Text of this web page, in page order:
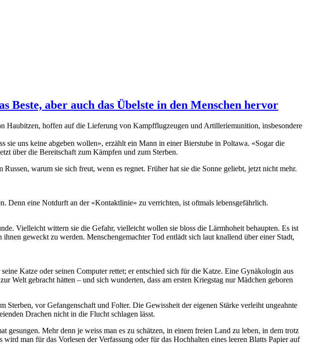
Beste, aber auch das Übelste in den Menschen hervor
hoffen auf die Lieferung von Kampfflugzeugen und Artilleriemunition, insbesondere
uns keine abgeben wollen», erzählt ein Mann in einer Bierstube in Poltawa. «Sogar die
über die Bereitschaft zum Kämpfen und zum Sterben.
warum sie sich freut, wenn es regnet. Früher hat sie die Sonne geliebt, jetzt nicht mehr.
Denn eine Notdurft an der «Kontaktlinie» zu verrichten, ist oftmals lebensgefährlich.
Vielleicht wittern sie die Gefahr, vielleicht wollen sie bloss die Lärmhoheit behaupten. Es ist
geweckt zu werden. Menschengemachter Tod entlädt sich laut knallend über einer Stadt,
Katze oder seinen Computer rettet; er entschied sich für die Katze. Eine Gynäkologin aus
Welt gebracht hätten – und sich wunderten, dass am ersten Kriegstag nur Mädchen geboren
Sterben, vor Gefangenschaft und Folter. Die Gewissheit der eigenen Stärke verleiht ungeahnte
Drachen nicht in die Flucht schlagen lässt.
Mehr denn je weiss man es zu schätzen, in einem freien Land zu leben, in dem trotz
man für das Vorlesen der Verfassung oder für das Hochhalten eines leeren Blatts Papier auf